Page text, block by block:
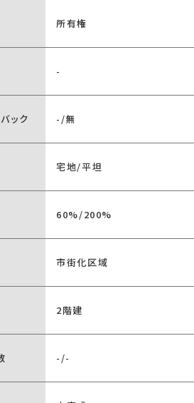
所有権
-
ック -/無
宅地/平坦
60%/200%
市街化区域
2階建
-/-